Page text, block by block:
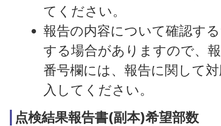
てください。
報告の内容について確認す
する場合がありますので、
番号欄には、報告に関して
入してください。
点検結果報告書(副本)希望部数